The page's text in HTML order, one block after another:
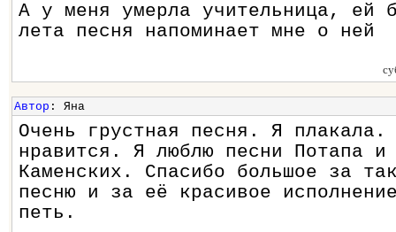
А у меня умерла учительница, ей
лета песня напоминает мне о ней
Автор : Яна
Очень грустная песня. Я
нравится. Я люблю песни Потапа и
Каменских. Спасибо большое за
песню и за её красивое
петь.